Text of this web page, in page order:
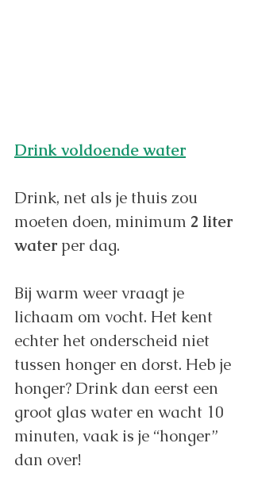
Drink voldoende water
Drink, net als je thuis zou
moeten doen, minimum 2 liter
water per dag.
Bij warm weer vraagt je
lichaam om vocht. Het kent
echter het onderscheid niet
tussen honger en dorst. Heb je
honger? Drink dan eerst een
groot glas water en wacht 10
minuten, vaak is je “honger”
dan over!